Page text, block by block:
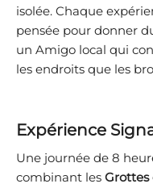
isolée. Chaque
pensée pour donner
un Amigo local qui
les endroits que les
Expérience
Une journée de 8
combinant les Grottes